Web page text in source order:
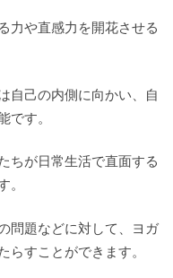
力や直感力を開花させる
自己の内側に向かい、自
す。
ちが日常生活で直面する
問題などに対して、ヨガ
すことができます。